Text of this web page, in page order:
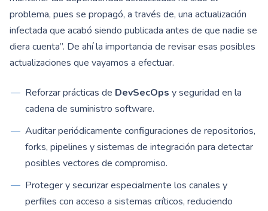
problema, pues se propagó, a través de, una actualización
infectada que acabó siendo publicada antes de que nadie se
diera cuenta”. De ahí la importancia de revisar esas posibles
actualizaciones que vayamos a efectuar.
Reforzar prácticas de DevSecOps y seguridad en la
cadena de suministro software.
Auditar periódicamente configuraciones de repositorios,
forks, pipelines y sistemas de integración para detectar
posibles vectores de compromiso.
Proteger y securizar especialmente los canales y
perfiles con acceso a sistemas críticos, reduciendo